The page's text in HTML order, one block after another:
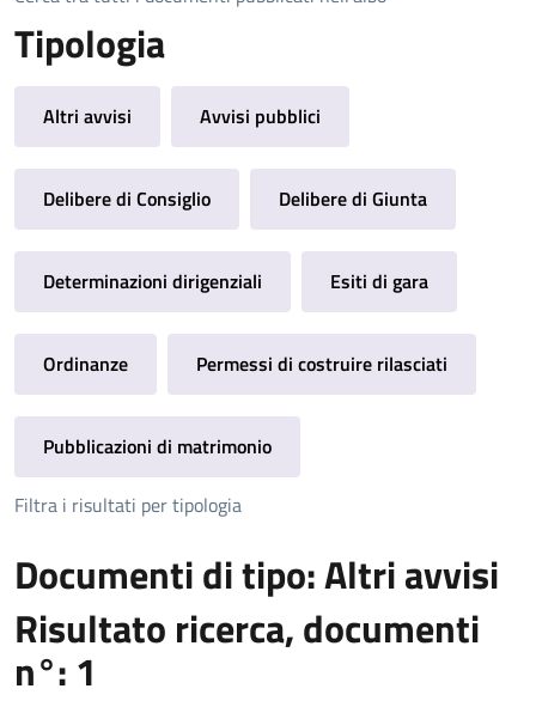
Tipologia
Altri avvisi Avvisi pubblici
Delibere di Consiglio Delibere di Giunta
Determinazioni dirigenziali Esiti di gara
Ordinanze Permessi di costruire rilasciati
Pubblicazioni di matrimonio
Filtra i risultati per tipologia
Documenti di tipo: Altri avvisi
Risultato ricerca, documenti
n°: 1